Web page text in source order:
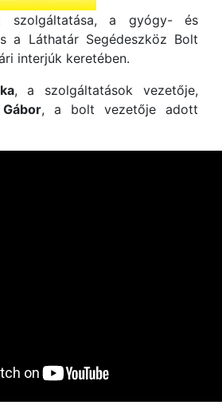
szolgáltatása, a gyógy- és
a Láthatár Segédeszköz Bolt
interjúk keretében.
, a szolgáltatások vezetője,
, a bolt vezetője adott